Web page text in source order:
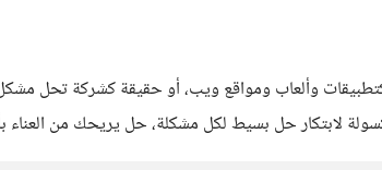
لابتكار حل بسيط لكل مشكلة، حل يريحك من